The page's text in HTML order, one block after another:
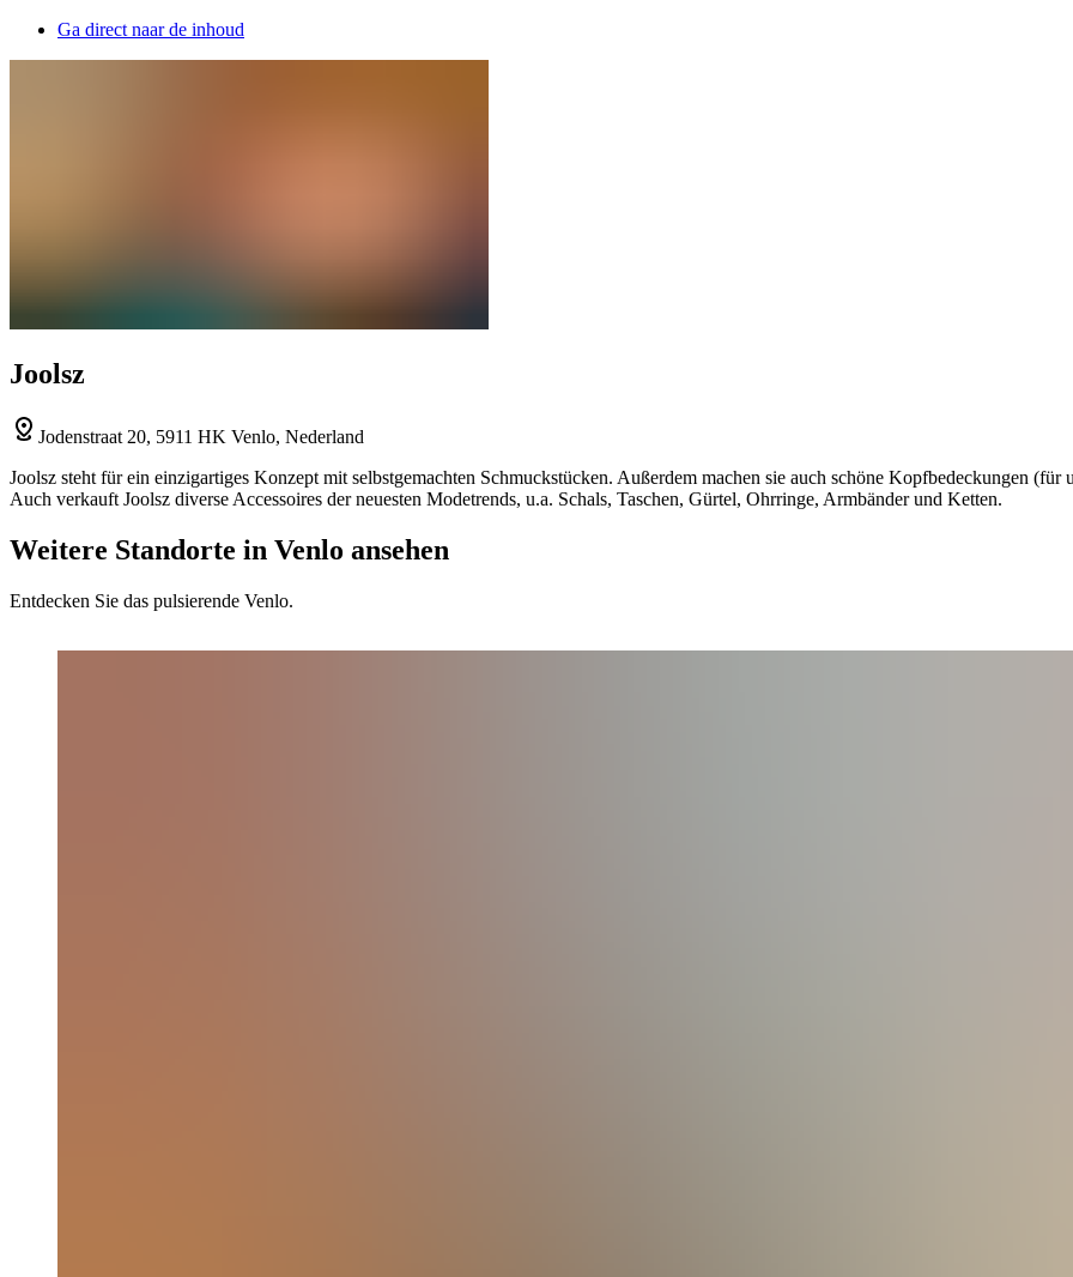
Ga direct naar de inhoud
Joolsz
Jodenstraat 20, 5911 HK Venlo, Nederland
Joolsz steht für ein einzigartiges Konzept mit selbstgemachten Schmuckstücken. Außerdem machen sie auch schöne Kopfbedeckungen
Auch verkauft Joolsz diverse Accessoires der neuesten Modetrends, u.a. Schals, Taschen, Gürtel, Ohrringe, Armbänder und Ketten.
Weitere Standorte in Venlo ansehen
Entdecken Sie das pulsierende Venlo.